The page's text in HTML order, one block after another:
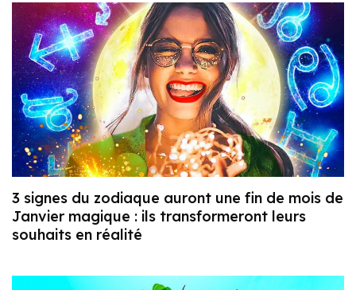
3 signes du zodiaque auront une fin de mois de
Janvier magique : ils transformeront leurs
souhaits en réalité